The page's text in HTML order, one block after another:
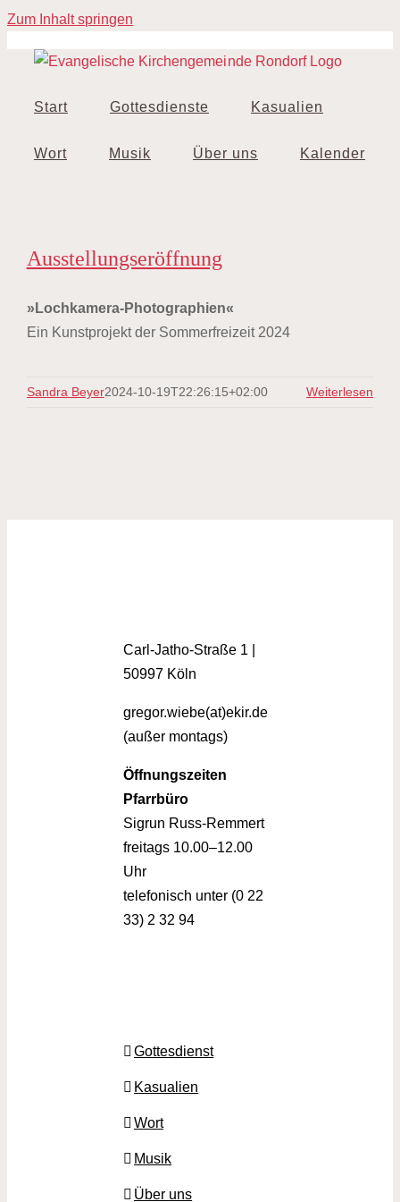
Zum Inhalt springen
Start Gottesdienste Kasualien
Wort Musik Über uns Kalender
Ausstellungseröffnung
»Lochkamera-Photographien«
Ein Kunstprojekt der Sommerfreizeit 2024
Sandra Beyer2024-10-19T22:26:15+02:00 Weiterlesen
Carl-Jatho-Straße 1 |
50997 Köln
gregor.wiebe(at)ekir.de
(außer montags)
Öffnungszeiten
Pfarrbüro
Sigrun Russ-Remmert
freitags 10.00–12.00
Uhr
telefonisch unter (0 22
33) 2 32 94
Gottesdienst
Kasualien
Wort
Musik
Über uns